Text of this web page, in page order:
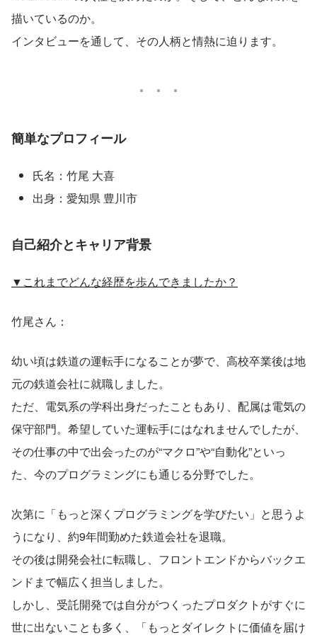
描いているのか。
インタビューを通して、その人柄と情熱に迫ります。
簡単なプロフィール
氏名：竹尾 大喜
出身：愛知県 豊川市
自己紹介とキャリア背景
▼これまでどんな経歴を歩んできましたか？
竹尾さん：
幼い頃は鉄道の運転手になることが夢で、高校卒業後は地
元の鉄道会社に就職しました。
ただ、電気系の学科出身だったこともあり、配属は電気の
保守部門。希望していた運転手にはなれませんでしたが、
その仕事の中で出会ったのが“マクロ”や“自動化”といっ
た、今のプログラミングにも通じる分野でした。
次第に「もっと深くプログラミングを学びたい」と思うよ
うになり、約9年間勤めた鉄道会社を退職。
その後は開発会社に転職し、フロントエンドからバックエ
ンドまで幅広く担当しました。
しかし、受託開発では自分がつくったプロダクトがすぐに
世に出ないことも多く、「もっとダイレクトに価値を届け